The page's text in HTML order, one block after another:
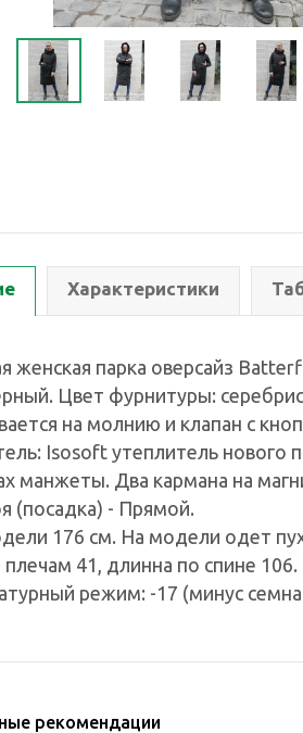
Характеристики
женская парка оверсайз
Цвет фурнитуры:
на молнию и клапан с
Isosoft утеплитель нового
манжеты. Два кармана на
(посадка) - Прямой.
176 см. На модели одет
41, длинна по спине 106.
режим: -17 (минус
рекомендации